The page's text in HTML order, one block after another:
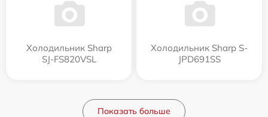
Холодильник Sharp
SJ-FS820VSL
Холодильник Sharp S-
JPD691SS
Показать больше